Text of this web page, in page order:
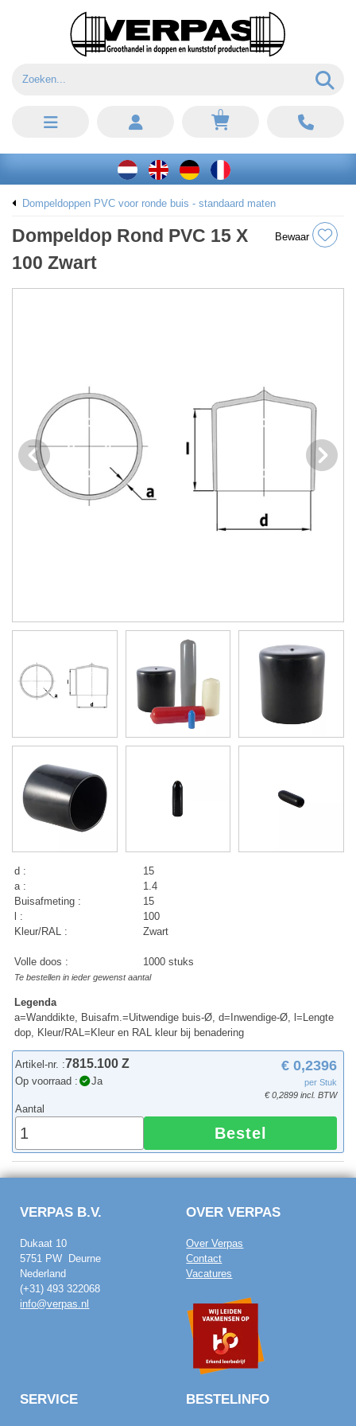
0
Dompeldoppen PVC voor ronde buis - standaard maten
Dompeldop Rond PVC 15 X
100 Zwart
Bewaar
d :
15
a :
1.4
Buisafmeting :
15
l :
100
Kleur/RAL :
Zwart
Volle doos : 1000 stuks
Te bestellen in ieder gewenst aantal
Legenda
a=Wanddikte, Buisafm.=Uitwendige buis-Ø, d=Inwendige-Ø, l=Lengte
dop, Kleur/RAL=Kleur en RAL kleur bij benadering
Artikel-nr. :7815.100 Z
Op voorraad : Ja
€ 0,2396
per Stuk
€ 0,2899 incl. BTW
Aantal
Bestel
VERPAS B.V.
Dukaat 10
5751 PW Deurne
Nederland
(+31) 493 322068
info@verpas.nl
OVER VERPAS
Over Verpas
Contact
Vacatures
SERVICE BESTELINFO